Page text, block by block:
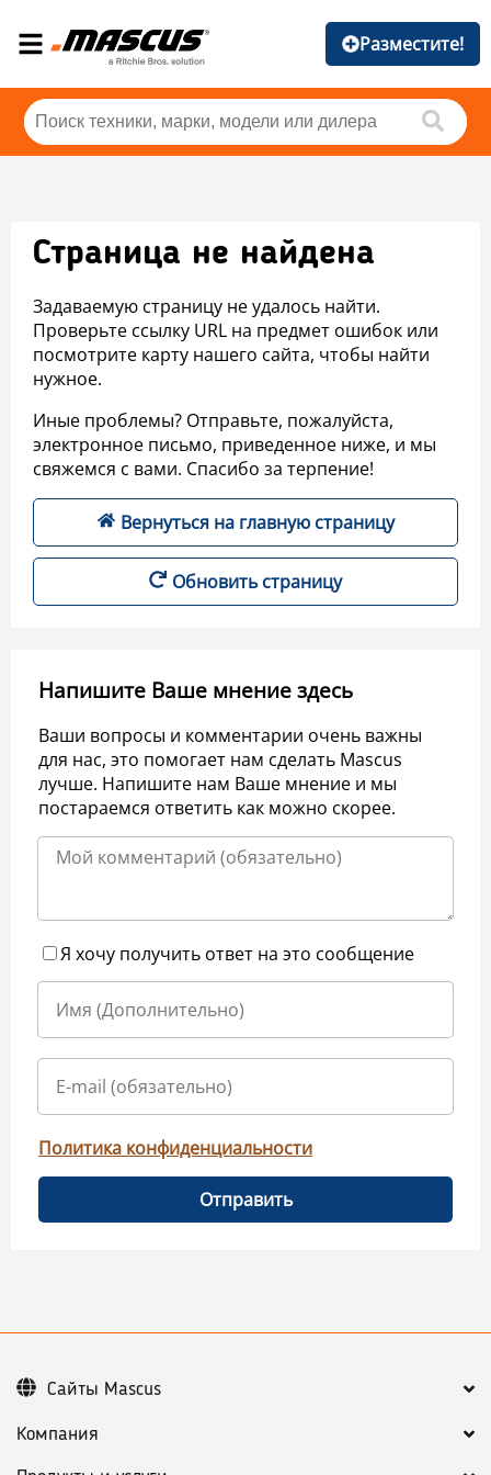
Разместите!
Страница не найдена
Задаваемую страницу не удалось найти.
Проверьте ссылку URL на предмет ошибок или
посмотрите карту нашего сайта, чтобы найти
нужное.
Иные проблемы? Отправьте, пожалуйста,
электронное письмо, приведенное ниже, и мы
свяжемся с вами. Спасибо за терпение!
Вернуться на главную страницу
Обновить страницу
Напишите Ваше мнение здесь
Ваши вопросы и комментарии очень важны
для нас, это помогает нам сделать Mascus
лучше. Напишите нам Ваше мнение и мы
постараемся ответить как можно скорее.
Я хочу получить ответ на это сообщение
Политика конфиденциальности
Отправить
Компания
Сайты Mascus